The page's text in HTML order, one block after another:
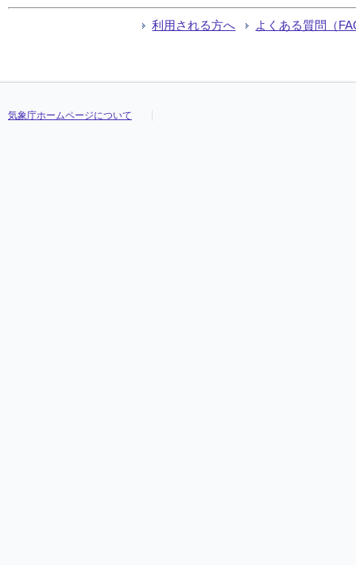
利用される方へ よくある質問（
気象庁ホームページについて